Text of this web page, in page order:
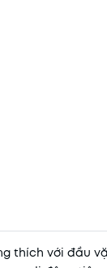
thích với đầu